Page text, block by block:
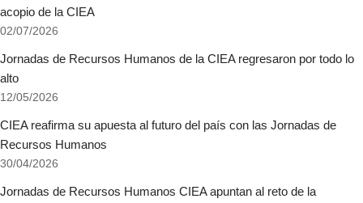
acopio de la CIEA
02/07/2026
Jornadas de Recursos Humanos de la CIEA regresaron por todo lo
alto
12/05/2026
CIEA reafirma su apuesta al futuro del país con las Jornadas de
Recursos Humanos
30/04/2026
Jornadas de Recursos Humanos CIEA apuntan al reto de la